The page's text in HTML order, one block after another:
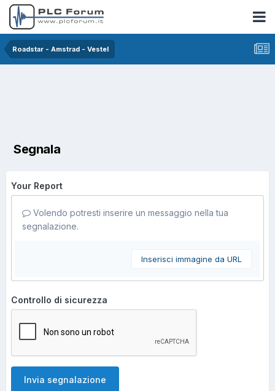
Roadstar - Amstrad - Vestel
Segnala
Your Report
Volendo potresti inserire un messaggio nella tua
segnalazione.
Inserisci immagine da URL
Controllo di sicurezza
Invia segnalazione